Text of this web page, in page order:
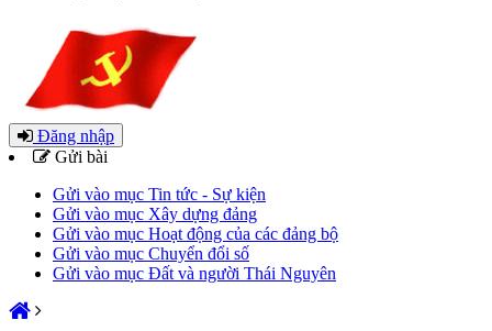
Đăng nhập
Gửi bài
Gửi vào mục Tin tức - Sự kiện
Gửi vào mục Xây dựng đảng
Gửi vào mục Hoạt động của các đảng bộ
Gửi vào mục Chuyển đổi số
Gửi vào mục Đất và người Thái Nguyên